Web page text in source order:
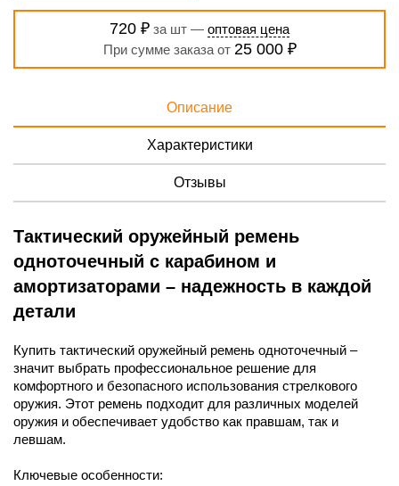
720 ₽ за шт — оптовая цена
При сумме заказа от 25 000 ₽
Описание
Характеристики
Отзывы
Тактический оружейный ремень
одноточечный с карабином и
амортизаторами – надежность в каждой
детали
Купить тактический оружейный ремень одноточечный –
значит выбрать профессиональное решение для
комфортного и безопасного использования стрелкового
оружия. Этот ремень подходит для различных моделей
оружия и обеспечивает удобство как правшам, так и
левшам.
Ключевые особенности: